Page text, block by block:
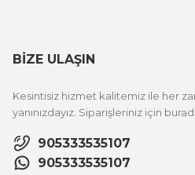
BİZE ULAŞIN
Kesintisiz hizmet kalitemiz ile her
yanınızdayız. Siparişleriniz için
905333535107
905333535107